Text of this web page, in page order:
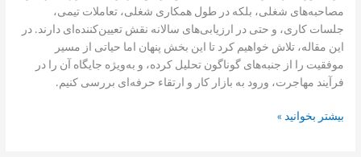
مصاحبه‌های شغلی، بلکه در طول همکاری شغلی، تعاملات تیمی،
جلسات کاری، و حتی در ارزیابی‌های سالانه نقش تعیین‌کننده‌ای دارند. در
این مقاله، تلاش خواهیم کرد تا این بخش پنهان اما حیاتی از مسیر
موفقیت را از جنبه‌های گوناگون تحلیل کرده، و به‌ویژه جایگاه آن را در
فرآیند مهاجرت، ورود به بازار کار و ارتقاء حرفه‌ای بررسی کنیم.
بیشتر بخوانید »